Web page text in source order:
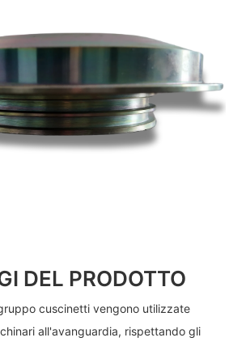
DEL PRODOTTO
cuscinetti vengono utilizzate
all'avanguardia, rispettando gli